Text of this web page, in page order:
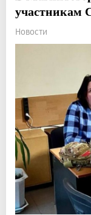
участникам
Новости